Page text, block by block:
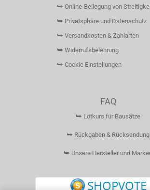
⮩ Online-Beilegung von
⮩ Privatsphäre und Datenschutz
⮩ Versandkosten & Zahlarten
⮩ Widerrufsbelehrung
⮩ Cookie Einstellungen
FAQ
⮩ Lötkurs für Bausätze
⮩ Rückgaben & Rücksendung
⮩ Unsere Hersteller und